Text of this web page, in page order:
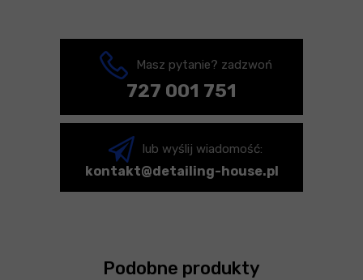
Masz pytanie? zadzwoń
727 001 751
lub wyślij wiadomość:
kontakt@detailing-house.pl
Podobne produkty